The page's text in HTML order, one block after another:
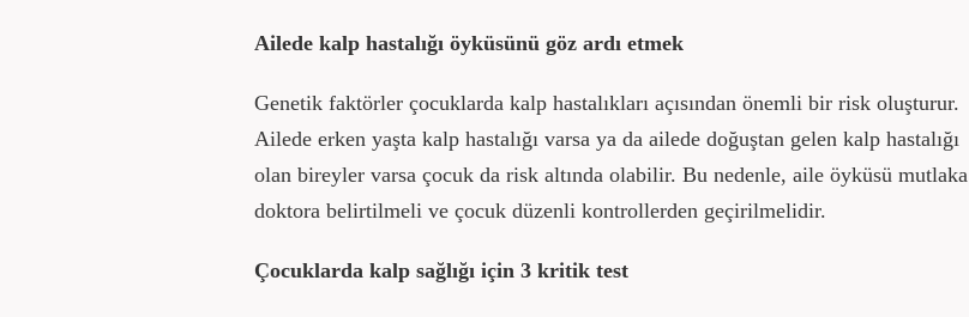
Ailede kalp hastalığı öyküsünü göz ardı etmek
Genetik faktörler çocuklarda kalp hastalıkları açısından önemli bir risk oluşturur.
Ailede erken yaşta kalp hastalığı varsa ya da ailede doğuştan gelen kalp hastalığı
olan bireyler varsa çocuk da risk altında olabilir. Bu nedenle, aile öyküsü mutlaka
doktora belirtilmeli ve çocuk düzenli kontrollerden geçirilmelidir.
Çocuklarda kalp sağlığı için 3 kritik test